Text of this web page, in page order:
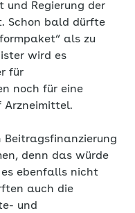
Regierung der
Schon bald dürfte
als zu
wird es
für
noch für eine
Arzneimittel.
Beitragsfinanzierung
denn das würde
ebenfalls nicht
auch die
und